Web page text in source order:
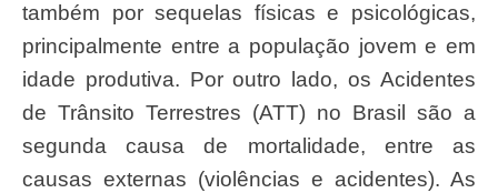
também por sequelas físicas e psicológicas,
principalmente entre a população jovem e em
idade produtiva. Por outro lado, os Acidentes
de Trânsito Terrestres (ATT) no Brasil são a
segunda causa de mortalidade, entre as
causas externas (violências e acidentes). As